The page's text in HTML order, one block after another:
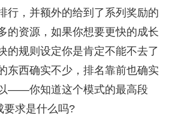
行，并额外的给到了系列奖励的
的资源，如果你想要更快的成长
的规则设定你是肯定不能不去了
东西确实不少，排名靠前也确实
——你知道这个模式的最高段
要求是什么吗?